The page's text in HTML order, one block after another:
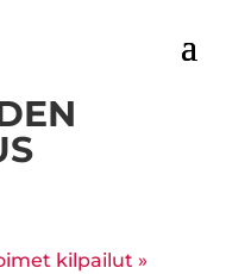
kilpailut »